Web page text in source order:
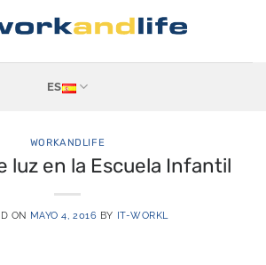
ES
WORKANDLIFE
luz en la Escuela Infantil
ON MAYO 4, 2016 BY IT-WORKL